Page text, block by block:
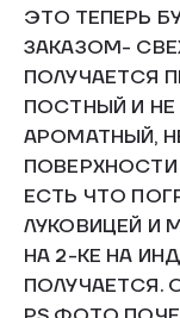
ЭТО ТЕПЕРЬ
ЗАКАЗОМ-
ПОЛУЧАЕТСЯ
ПОСТНЫЙ И
АРОМАТНЫЙ,
ЕСТЬ ЧТО
ЛУКОВИЦЕЙ И
НА 2-КЕ НА
ПОЛУЧАЕТСЯ.